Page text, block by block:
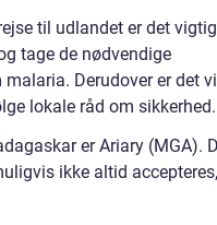
til udlandet er det
tage de nødvendige
Derudover er det
lokale råd om sikkerhed.
er Ariary (MGA).
ikke altid